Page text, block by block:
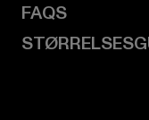
FAQS